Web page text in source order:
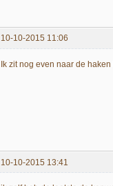
10-10-2015 11:06
Ik zit nog even naar de
10-10-2015 13:41